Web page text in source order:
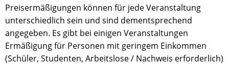
Preisermäßigungen können für jede Veranstaltung
unterschiedlich sein und sind dementsprechend
angegeben. Es gibt bei einigen Veranstaltungen
Ermäßigung für Personen mit geringem Einkommen
(Schüler, Studenten, Arbeitslose / Nachweis erforderlich)